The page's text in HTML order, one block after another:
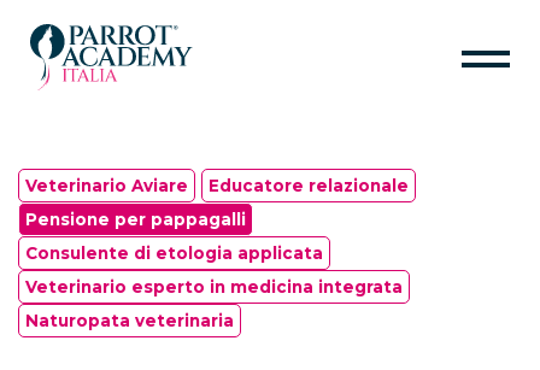
IL PROGETTO
SARA MAINARDI
PER IL TUO PAPPAGALLO
Veterinario Aviare
Educatore relazionale
Pensione per pappagalli
Consulente di etologia applicata
Veterinario esperto in medicina integrata
Naturopata veterinaria